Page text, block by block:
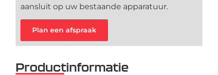
aansluit op uw bestaande apparatuur.
Plan een afspraak
Productinformatie